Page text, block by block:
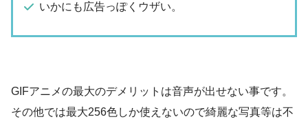
いかにも広告っぽくウザい。
GIFアニメの最大のデメリットは音声が出せない事です。
その他では最大256色しか使えないので綺麗な写真等は不